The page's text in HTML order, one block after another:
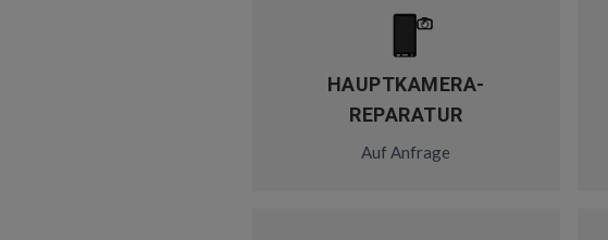
HAUPTKAMERA-
REPARATUR
Auf Anfrage